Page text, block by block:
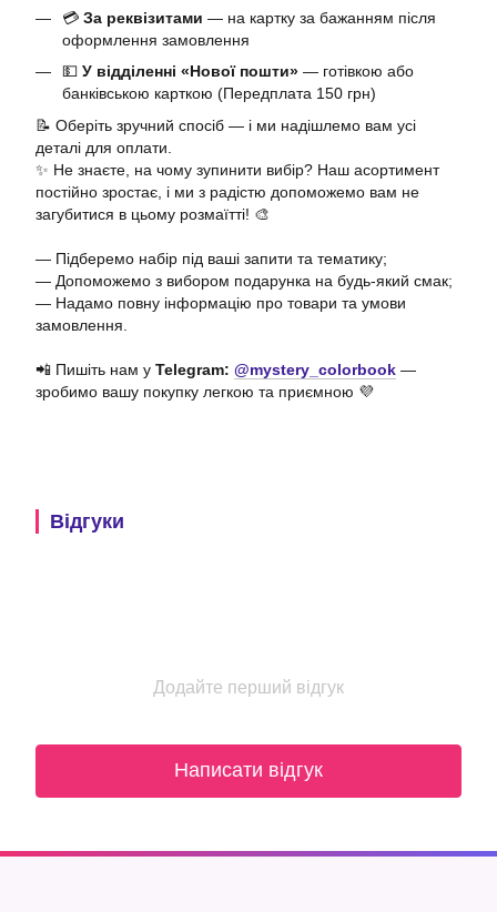
💳 За реквізитами — на картку за бажанням після
оформлення замовлення
💵 У відділенні «Нової пошти» — готівкою або
банківською карткою (Передплата 150 грн)
📝 Оберіть зручний спосіб — і ми надішлемо вам усі
деталі для оплати.
✨ Не знаєте, на чому зупинити вибір? Наш асортимент
постійно зростає, і ми з радістю допоможемо вам не
загубитися в цьому розмаїтті! 🎨
— Підберемо набір під ваші запити та тематику;
— Допоможемо з вибором подарунка на будь-який смак;
— Надамо повну інформацію про товари та умови
замовлення.
📲 Пишіть нам у Telegram: @mystery_colorbook —
зробимо вашу покупку легкою та приємною 💜
Відгуки
Додайте перший відгук
Написати відгук